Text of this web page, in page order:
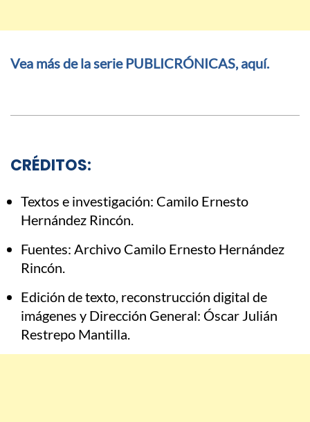
Vea más de la serie PUBLICRÓNICAS, aquí.
CRÉDITOS:
Textos e investigación: Camilo Ernesto
Hernández Rincón.
Fuentes: Archivo Camilo Ernesto Hernández
Rincón.
Edición de texto, reconstrucción digital de
imágenes y Dirección General: Óscar Julián
Restrepo Mantilla.